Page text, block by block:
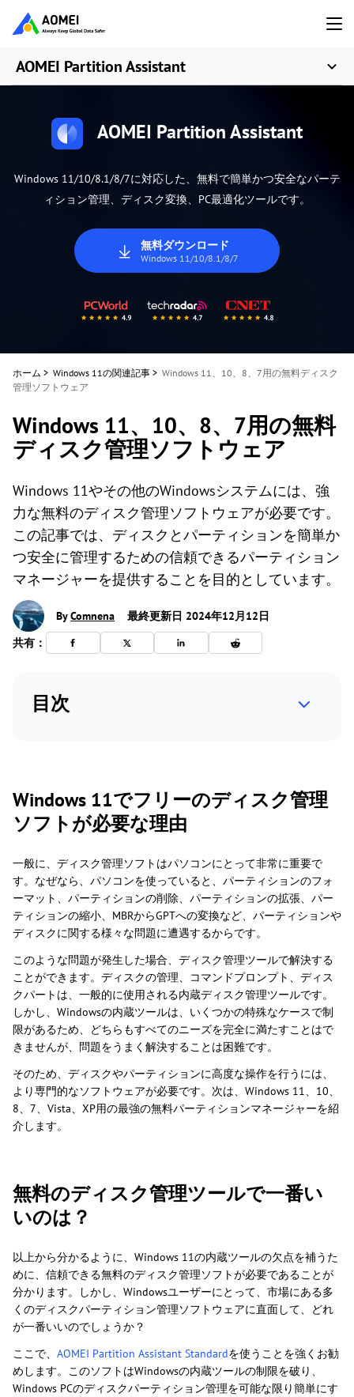
AOMEI Partition Assistant
AOMEI Partition Assistant
Windows 11/10/8.1/8/7に対応した、無料で簡単かつ安全なパーテ
ィション管理、ディスク変換、PC最適化ツールです。
無料ダウンロード
Windows 11/10/8.1/8/7
ホーム > Windows 11の関連記事 > Windows 11、10、8、7用の無料ディスク
管理ソフトウェア
Windows 11、10、8、7用の無料
ディスク管理ソフトウェア
Windows 11やその他のWindowsシステムには、強
力な無料のディスク管理ソフトウェアが必要です。
この記事では、ディスクとパーティションを簡単か
つ安全に管理するための信頼できるパーティション
マネージャーを提供することを目的としています。
ByComnena
最終更新日 2024年12月12日
共有：
目次
Windows 11でフリーのディスク管理
ソフトが必要な理由
一般に、ディスク管理ソフトはパソコンにとって非常に重要で
す。なぜなら、パソコンを使っていると、パーティションのフォ
ーマット、パーティションの削除、パーティションの拡張、パー
ティションの縮小、MBRからGPTへの変換など、パーティションや
ディスクに関する様々な問題に遭遇するからです。
このような問題が発生した場合、ディスク管理ツールで解決する
ことができます。ディスクの管理、コマンドプロンプト、ディス
クパートは、一般的に使用される内蔵ディスク管理ツールです。
しかし、Windowsの内蔵ツールは、いくつかの特殊なケースで制
限があるため、どちらもすべてのニーズを完全に満たすことはで
きませんが、問題をうまく解決することは困難です。
そのため、ディスクやパーティションに高度な操作を行うには、
より専門的なソフトウェアが必要です。次は、Windows 11、10、
8、7、Vista、XP用の最強の無料パーティションマネージャーを紹
介します。
無料のディスク管理ツールで一番い
いのは？
以上から分かるように、Windows 11の内蔵ツールの欠点を補うた
めに、信頼できる無料のディスク管理ソフトが必要であることが
分かります。しかし、Windowsユーザーにとって、市場にある多
くのディスクパーティション管理ソフトウェアに直面して、どれ
が一番いいのでしょうか？
ここで、 AOMEI Partition Assistant Standardを使うことを強くお勧
めします。このソフトはWindowsの内蔵ツールの制限を破り、
Windows PCのディスクパーティション管理を可能な限り簡単にす